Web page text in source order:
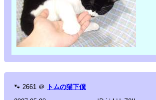
🐾 2661 ＠ トムの猫下僕